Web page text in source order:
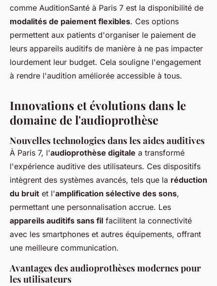
comme AuditionSanté à Paris 7 est la disponibilité de
modalités de paiement flexibles. Ces options
permettent aux patients d'organiser le paiement de
leurs appareils auditifs de manière à ne pas impacter
lourdement leur budget. Cela souligne l'engagement
à rendre l'audition améliorée accessible à tous.
Innovations et évolutions dans le
domaine de l'audioprothèse
Nouvelles technologies dans les aides auditives
À Paris 7, l'audioprothèse digitale a transformé
l'expérience auditive des utilisateurs. Ces dispositifs
intègrent des systèmes avancés, tels que la réduction
du bruit et l'amplification sélective des sons,
permettant une personnalisation accrue. Les
appareils auditifs sans fil facilitent la connectivité
avec les smartphones et autres équipements, offrant
une meilleure communication.
Avantages des audioprothèses modernes pour
les utilisateurs